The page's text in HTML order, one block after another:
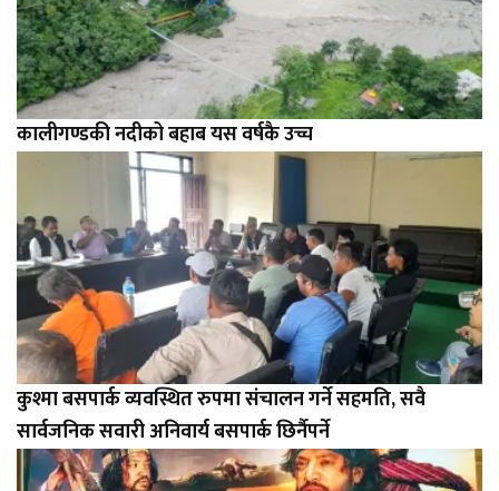
कालीगण्डकी नदीको बहाब यस वर्षकै उच्च
कुश्मा बसपार्क व्यवस्थित रुपमा संचालन गर्ने सहमति, सवै
सार्वजनिक सवारी अनिवार्य बसपार्क छिर्नैपर्ने